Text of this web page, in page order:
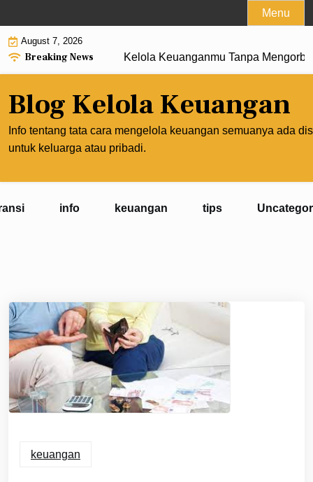
to
content
Menu
August 7, 2026
Breaking News Kelola Keuanganmu Tanpa
Blog Kelola Keuangan
Info tentang tata cara mengelola keuangan semuanya ada
untuk keluarga atau pribadi.
info keuangan tips
keuangan